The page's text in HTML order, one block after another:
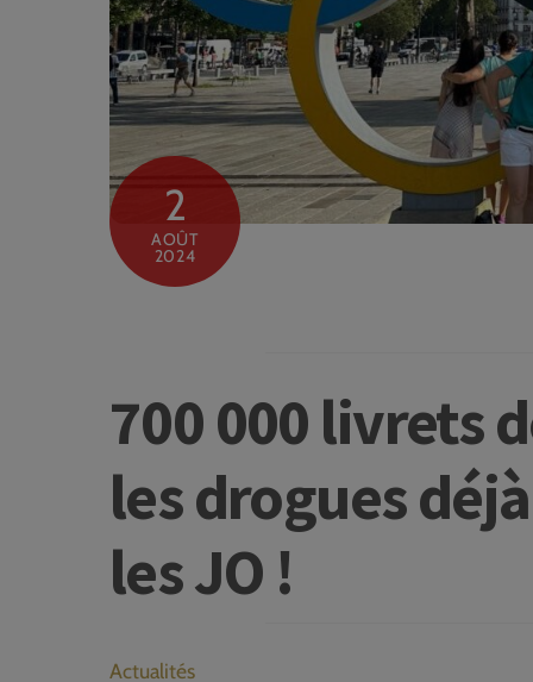
2
AOÛT
2024
700 000 livrets
les drogues
les JO !
Actualités